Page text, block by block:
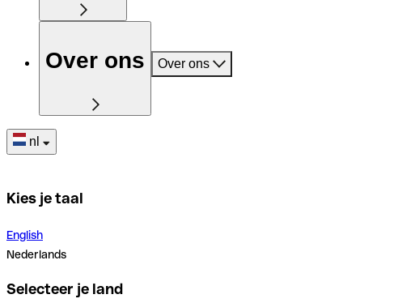
Over ons Over ons
nl
Kies je taal
English
Nederlands
Selecteer je land